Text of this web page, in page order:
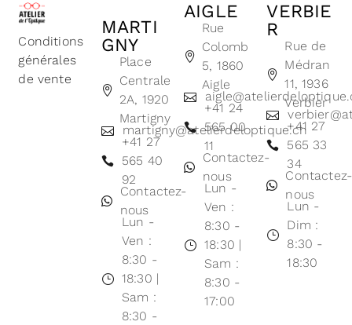
Conditions
générales
de vente
MARTI
GNY
Place
Centrale
2A, 1920
Martigny
martigny@atelierdeloptique.ch
+41 27
565 40
92
Contactez-
nous
Lun -
Ven :
8:30 -
18:30 |
Sam :
8:30 -
AIGLE
Rue
Colomb
5, 1860
Aigle
+41 24
565 00
11
Contactez-
nous
Lun -
Ven :
8:30 -
18:30 |
Sam :
8:30 -
17:00
VERBIE
R
Rue de
Médran
11, 1936
Verbier
+41 27
565 33
34
Contactez-
nous
Lun -
Dim :
8:30 -
18:30